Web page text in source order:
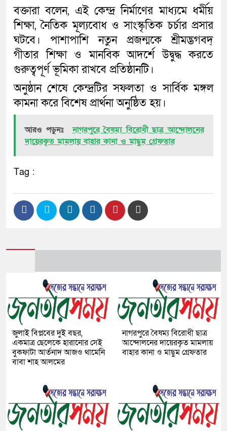
বক্তারা বলেন, এই কেন্দ্র নির্মাণের মাধ্যমে ধর্মীয়
শিক্ষা, নৈতিক মূল্যবোধ ও সাংস্কৃতিক চর্চার প্রসার
ঘটবে। পাশাপাশি নতুন প্রজন্মকে শ্রীমদ্ভগবদ্
গীতার শিক্ষা ও মানবিক আদর্শে উদ্বুদ্ধ করতে
গুরুত্বপূর্ণ ভূমিকা রাখবে প্রতিষ্ঠানটি।
অনুষ্ঠান শেষে কেন্দ্রটির সফলতা ও সার্বিক মঙ্গল
কামনা করে বিশেষ প্রার্থনা অনুষ্ঠিত হয়।
আরও পড়ুনঃ
নাগরপুরে বৈষম্য বিরোধী ছাত্র আন্দোলনের
দায়েরকৃত মামলায় বাহার কানা ও মাছুম গ্রেফতার
Tag :
জুলাই বিপ্লবের দুই বছর,
একমাত্র ছেলেকে হারানোর সেই
বুকফাটা আর্তনাদ আজও থামেনি
বাবা শাহ আলমের
নাগরপুরে বৈষম্য বিরোধী ছাত্র
আন্দোলনের দায়েরকৃত মামলায়
বাহার কানা ও মাছুম গ্রেফতার